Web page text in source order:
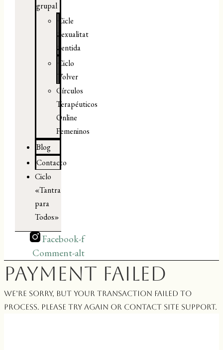
grupal
Cicle
Sexualitat
Sentida
Ciclo
Volver
Círculos
Terapéuticos
Online
Femeninos
Blog
Contacto
Ciclo
«Tantra
para
Todos»
Facebook-f
Comment-alt
Payment Failed
We’re sorry, but your transaction failed to
process. Please try again or contact site support.